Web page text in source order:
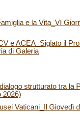
e la Vita_VI
e ACEA_Siglato il
di Galeria
strutturato tra la
2026)
Vaticani_Il Giovedì